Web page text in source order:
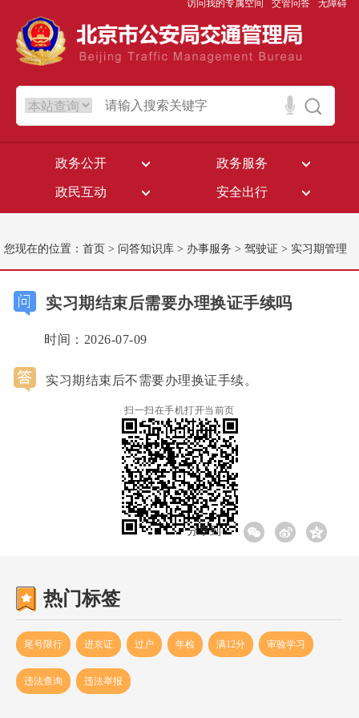
访问我的专属空间 交管问答 无障碍
政务公开 政务服务
政民互动 安全出行
您现在的位置： 首页 > 问答知识库 > 办事服务 > 驾驶证 > 实习期管理
实习期结束后需要办理换证手续吗
时间：2026-07-09
实习期结束后不需要办理换证手续。
扫一扫在手机打开当前页
分享到:
热门标签
尾号限行 进京证 过户 年检 满12分 审验学习
违法查询 违法举报